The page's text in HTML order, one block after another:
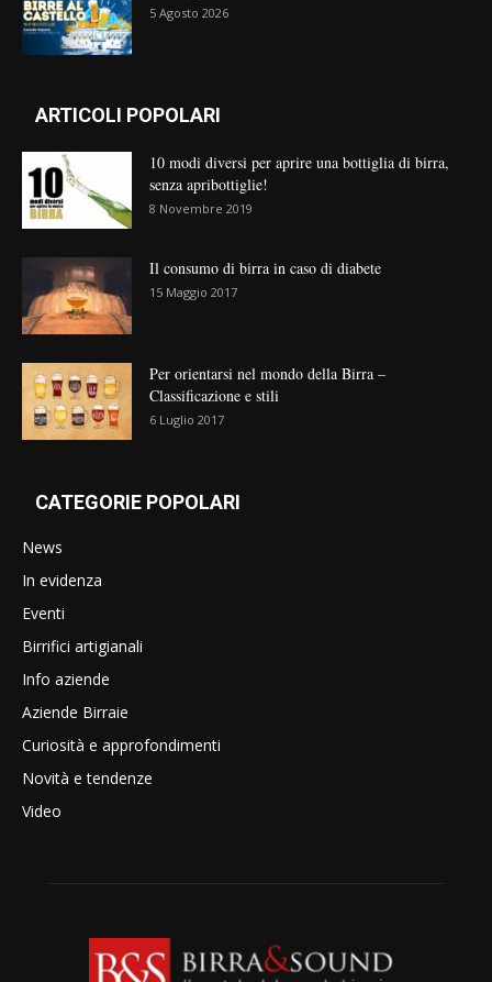
5 Agosto 2026
ARTICOLI POPOLARI
10 modi diversi per aprire una bottiglia di birra,
senza apribottiglie!
8 Novembre 2019
Il consumo di birra in caso di diabete
15 Maggio 2017
Per orientarsi nel mondo della Birra –
Classificazione e stili
6 Luglio 2017
CATEGORIE POPOLARI
News
In evidenza
Eventi
Birrifici artigianali
Info aziende
Aziende Birraie
Curiosità e approfondimenti
Novità e tendenze
Video